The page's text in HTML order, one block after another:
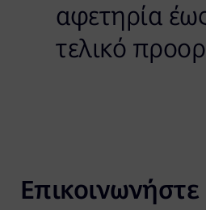
αφετηρία
τελικό
Επικοινωνήστε